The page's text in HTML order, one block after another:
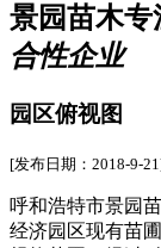
景园苗木专
合性企业
园区俯视图
[发布日期：2018-9-
呼和浩特市景园
经济园区现有苗